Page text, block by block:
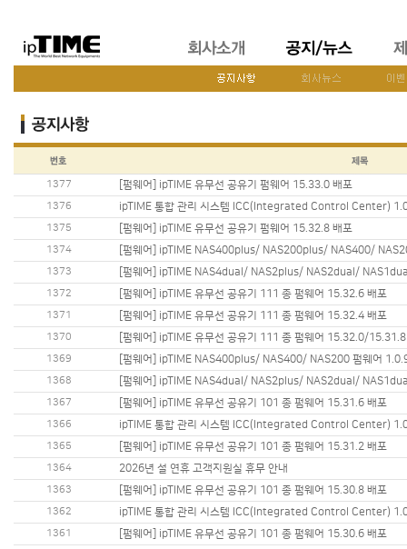
1377 [펌웨어] ipTIME 유무선 공유기 펌웨어 15.33.0 배포
1376 ipTIME 통합 관리 시스템 ICC(Integrated Control Center)
1375 [펌웨어] ipTIME 유무선 공유기 펌웨어 15.32.8 배포
1374 [펌웨어] ipTIME NAS400plus/ NAS200plus/ NAS400/
1373 [펌웨어] ipTIME NAS4dual/ NAS2plus/ NAS2dual/
1372 [펌웨어] ipTIME 유무선 공유기 111 종 펌웨어 15.32.6 배포
1371 [펌웨어] ipTIME 유무선 공유기 111 종 펌웨어 15.32.4 배포
1370 [펌웨어] ipTIME 유무선 공유기 111 종 펌웨어 15.32.0/15.31.8
1369 [펌웨어] ipTIME NAS400plus/ NAS400/ NAS200 펌웨어
1368 [펌웨어] ipTIME NAS4dual/ NAS2plus/ NAS2dual/
1367 [펌웨어] ipTIME 유무선 공유기 101 종 펌웨어 15.31.6 배포
1366 ipTIME 통합 관리 시스템 ICC(Integrated Control Center)
1365 [펌웨어] ipTIME 유무선 공유기 101 종 펌웨어 15.31.2 배포
1364 2026년 설 연휴 고객지원실 휴무 안내
1363 [펌웨어] ipTIME 유무선 공유기 101 종 펌웨어 15.30.8 배포
1362 ipTIME 통합 관리 시스템 ICC(Integrated Control Center)
1361 [펌웨어] ipTIME 유무선 공유기 101 종 펌웨어 15.30.6 배포